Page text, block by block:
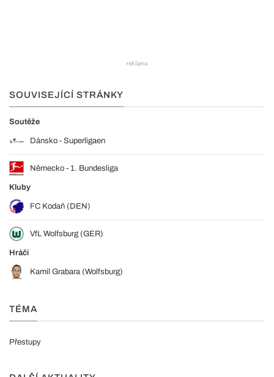
SOUVISEJÍCÍ STRÁNKY
Soutěže
Dánsko - Superligaen
Německo - 1. Bundesliga
Kluby
FC Kodaň (DEN)
VfL Wolfsburg (GER)
Hráči
Kamil Grabara (Wolfsburg)
TÉMA
Přestupy